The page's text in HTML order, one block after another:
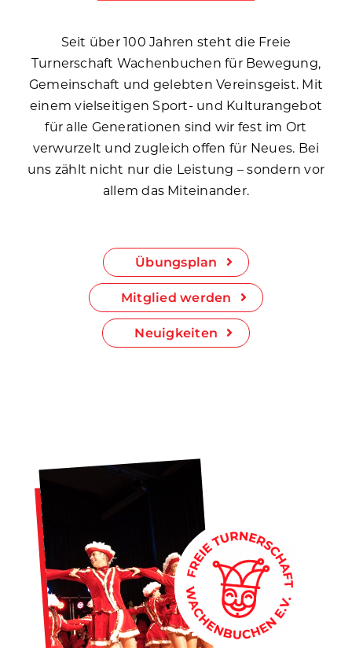
Seit über 100 Jahren steht die Freie
Turnerschaft Wachenbuchen für Bewegung,
Gemeinschaft und gelebten Vereinsgeist. Mit
einem vielseitigen Sport- und Kulturangebot
für alle Generationen sind wir fest im Ort
verwurzelt und zugleich offen für Neues. Bei
uns zählt nicht nur die Leistung – sondern vor
allem das Miteinander.
Übungsplan
Mitglied werden
Neuigkeiten